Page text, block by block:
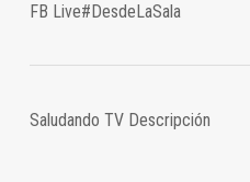
FB Live#DesdeLaSala
Saludando TV Descripción